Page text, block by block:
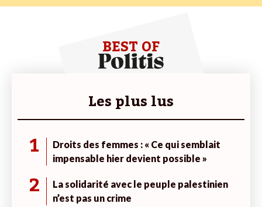
BEST OF
Les plus lus
1
Droits des femmes : « Ce qui semblait
impensable hier devient possible »
2
La solidarité avec le peuple palestinien
n’est pas un crime